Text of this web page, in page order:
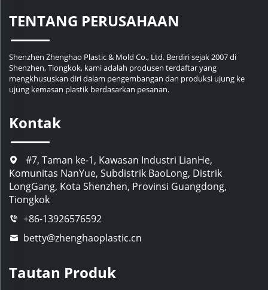
TENTANG PERUSAHAAN
Shenzhen Zhenghao Plastic & Mold Co., Ltd. Berdiri sejak 2007 di
Shenzhen, Tiongkok, kami adalah produsen terdaftar yang
mengkhususkan diri dalam pengembangan dan produksi ujung ke
ujung kemasan plastik berdasarkan pesanan.
Kontak
#7, Taman ke-1, Kawasan Industri LianHe,
Komunitas NanYue, Subdistrik BaoLong, Distrik
LongGang, Kota Shenzhen, Provinsi Guangdong,
Tiongkok
+86-13926576592
betty@zhenghaoplastic.cn
Tautan Produk